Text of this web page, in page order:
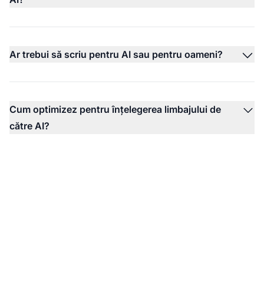
Ar trebui să scriu pentru AI sau pentru oameni?
Cum optimizez pentru înțelegerea limbajului de
către AI?